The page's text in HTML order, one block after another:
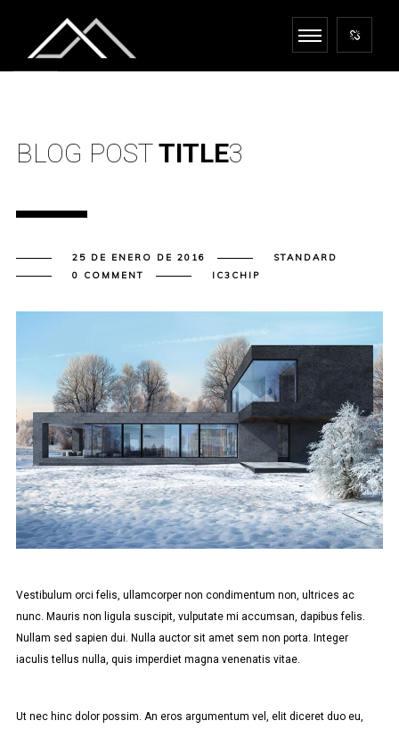
BLOG POSTTITLE3
25 DE ENERO DE 2016
STANDARD
0 COMMENT
IC3CHIP
Vestibulum orci felis, ullamcorper non condimentum non, ultrices ac
nunc. Mauris non ligula suscipit, vulputate mi accumsan, dapibus felis.
Nullam sed sapien dui. Nulla auctor sit amet sem non porta. Integer
iaculis tellus nulla, quis imperdiet magna venenatis vitae.
Ut nec hinc dolor possim. An eros argumentum vel, elit diceret duo eu,